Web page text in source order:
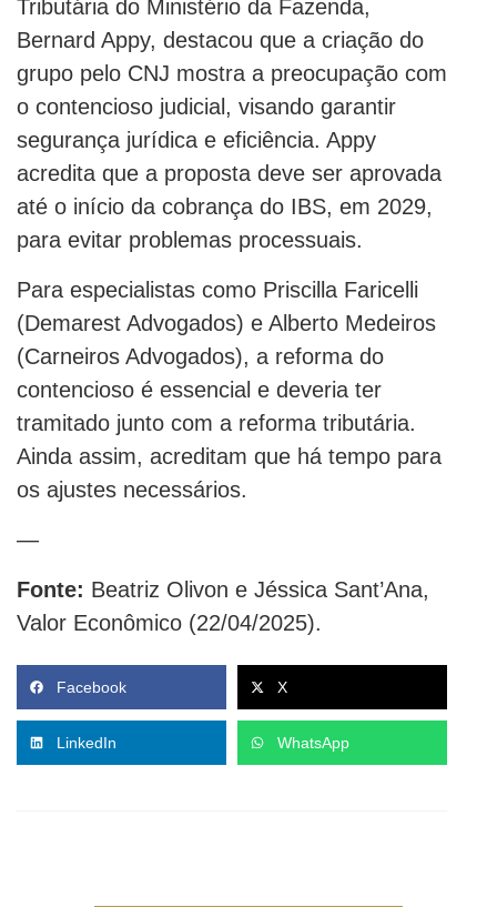
Tributária do Ministério da Fazenda,
Bernard Appy, destacou que a criação do
grupo pelo CNJ mostra a preocupação com
o contencioso judicial, visando garantir
segurança jurídica e eficiência. Appy
acredita que a proposta deve ser aprovada
até o início da cobrança do IBS, em 2029,
para evitar problemas processuais.
Para especialistas como Priscilla Faricelli
(Demarest Advogados) e Alberto Medeiros
(Carneiros Advogados), a reforma do
contencioso é essencial e deveria ter
tramitado junto com a reforma tributária.
Ainda assim, acreditam que há tempo para
os ajustes necessários.
—
Fonte: Beatriz Olivon e Jéssica Sant’Ana,
Valor Econômico (22/04/2025).
Facebook X
LinkedIn WhatsApp